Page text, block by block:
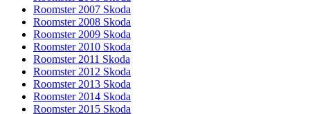
Roomster 2007 Skoda
Roomster 2008 Skoda
Roomster 2009 Skoda
Roomster 2010 Skoda
Roomster 2011 Skoda
Roomster 2012 Skoda
Roomster 2013 Skoda
Roomster 2014 Skoda
Roomster 2015 Skoda